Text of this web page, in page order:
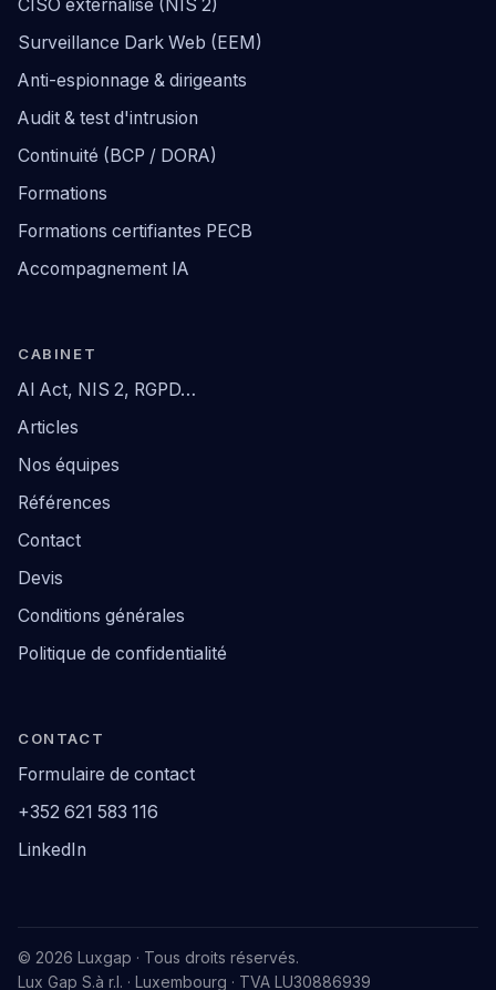
CISO externalisé (NIS 2)
Surveillance Dark Web (EEM)
Anti-espionnage & dirigeants
Audit & test d'intrusion
Continuité (BCP / DORA)
Formations
Formations certifiantes PECB
Accompagnement IA
CABINET
AI Act, NIS 2, RGPD…
Articles
Nos équipes
Références
Contact
Devis
Conditions générales
Politique de confidentialité
CONTACT
Formulaire de contact
+352 621 583 116
LinkedIn
© 2026 Luxgap · Tous droits réservés.
Lux Gap S.à r.l. · Luxembourg · TVA LU30886939